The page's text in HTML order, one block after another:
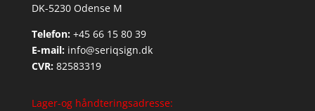
DK-5230 Odense M
Telefon: +45 66 15 80 39
E-mail: info@seriqsign.dk
CVR: 82583319
Lager-og håndteringsadresse: